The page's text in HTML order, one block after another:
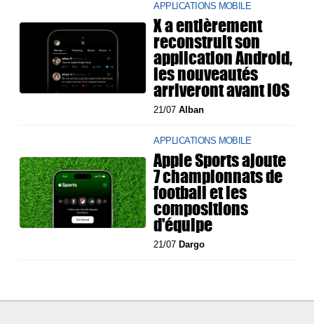
APPLICATIONS MOBILE
X a entièrement
reconstruit son
application Android,
les nouveautés
arriveront avant iOS
21/07Alban
APPLICATIONS MOBILE
Apple Sports ajoute
7 championnats de
football et les
compositions
d'équipe
21/07 Dargo